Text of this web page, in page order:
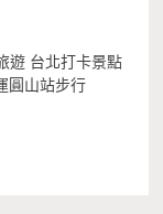
遊 台北打卡景點
圓山站步行